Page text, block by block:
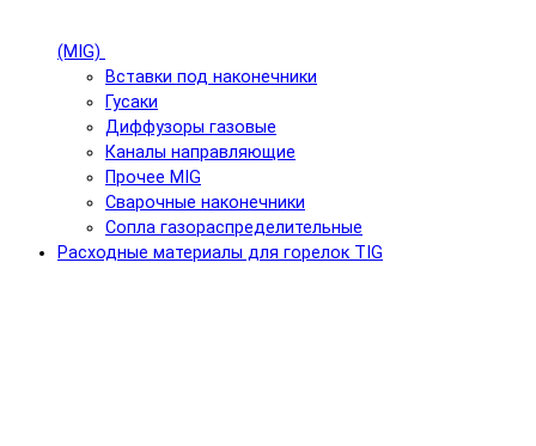
(MIG)
Вставки под наконечники
Гусаки
Диффузоры газовые
Каналы направляющие
Прочее MIG
Сварочные наконечники
Сопла газораспределительные
Расходные материалы для горелок TIG